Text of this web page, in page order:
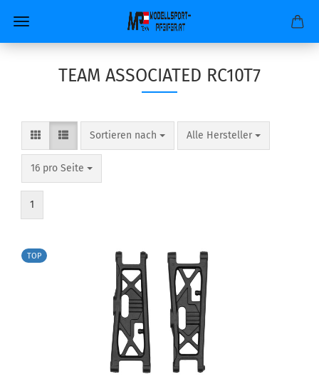
TEAM ASSOCIATED RC10T7
Sortieren nach
Sortieren nach Alle Hersteller
pro Seite
16 pro Seite
pro Seite
1
TOP